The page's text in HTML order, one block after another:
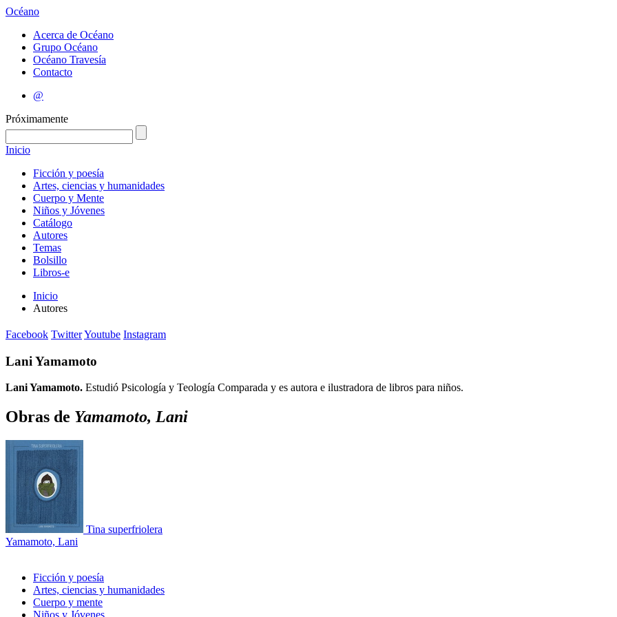
Océano
Acerca de Océano
Grupo Océano
Océano Travesía
Contacto
@
Próximamente
Inicio
Ficción y poesía
Artes, ciencias y humanidades
Cuerpo y Mente
Niños y Jóvenes
Catálogo
Autores
Temas
Bolsillo
Libros-e
Inicio
Autores
Facebook TwitterYoutube Instagram
Lani Yamamoto
Lani Yamamoto. Estudió Psicología y Teología Comparada y es autora e ilustradora de libros para niños.
Obras de Yamamoto, Lani
Tina superfriolera
Yamamoto, Lani
Ficción y poesía
Artes, ciencias y humanidades
Cuerpo y mente